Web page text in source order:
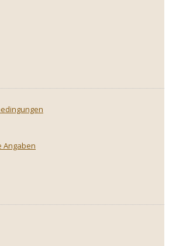
Angaben